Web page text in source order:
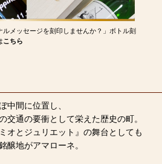
ルメッセージを刻印しませんか？」ボトル刻
こちら
中間に位置し、
交通の要衝として栄えた歴史の町。
オとジュリエット』の舞台としても
醸地がアマローネ。